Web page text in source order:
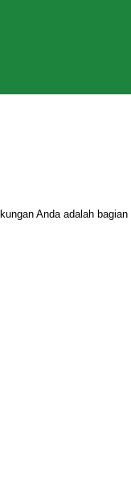
Anda adalah